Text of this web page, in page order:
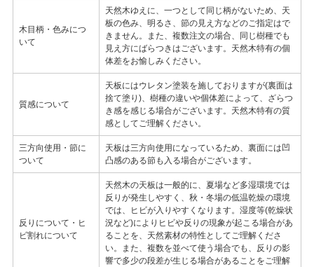
木目柄・色みにつ
いて
天然木ゆえに、一つとして同じ柄がないため、天
板の色み、明るさ、節の見え方などのご指定はで
きません。また、複数注文の場合、同じ樹種でも
見え方にばらつきはございます。天然木特有の個
体差をお愉しみください。
質感について
天板にはウレタン塗装を施しておりますが(裏面は
捨て塗り)、樹種の違いや個体差によって、ざらつ
き感を感じる場合がございます。天然木特有の質
感としてご理解ください。
三方向使用・節に
ついて
天板は三方向使用になっているため、裏面には凹
凸感のある節も入る場合がございます。
反りについて・ヒ
ビ割れについて
天然木の天板は一般的に、夏場など多湿環境では
反りが発生しやすく、秋・冬場の低温乾燥の環境
では、ヒビが入りやすくなります。湿度等(乾燥状
況など)によりヒビや反りの現象が起こる場合があ
ることを、天然素材の特性としてご理解くださ
い。また、複数を並べて使う場合でも、反りの影
響で多少の段差が生じる場合があることをご理解